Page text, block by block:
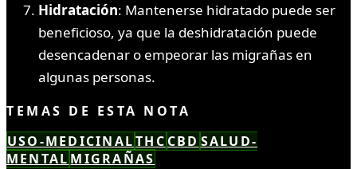
Hidratación: Mantenerse hidratado puede ser
beneficioso, ya que la deshidratación puede
desencadenar o empeorar las migrañas en
algunas personas.
TEMAS DE ESTA NOTA
USO-MEDICINALTHC CBD SALUD-
MENTAL MIGRAÑAS